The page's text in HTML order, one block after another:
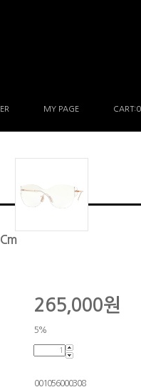
MY PAGE CART:0
265,000원
5%
001056000308